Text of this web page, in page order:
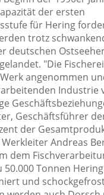
e
n
der ersten
für Hering
trotz
deutschen
"Die
angenommen
Industrie
Geschäftsführer
der
Andreas
dem
50.000 Tonnen
und